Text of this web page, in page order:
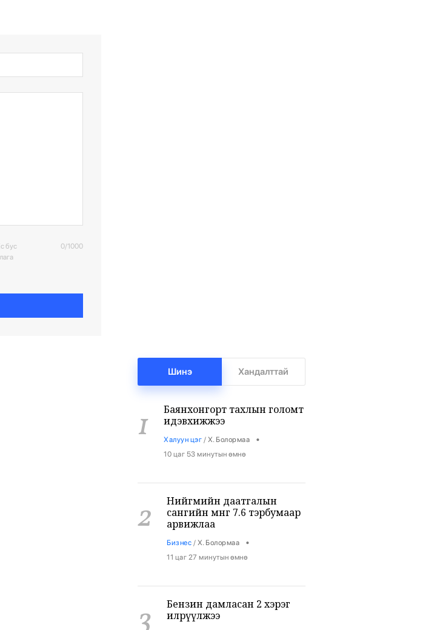
бус
0/1000
Шинэ Хандалттай
1
Баянхонгорт тахлын голомт
идэвхижжээ
Халуун цэг / Х. Болормаа •
10 цаг 53 минутын өмнө
2
Нийгмийн даатгалын
сангийн мөнгө 7.6 тэрбумаар
арвижлаа
Бизнес / Х. Болормаа •
11 цаг 27 минутын өмнө
3
Бензин дамласан 2 хэрэг
илрүүлжээ